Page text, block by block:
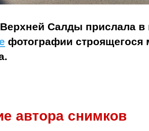
Салды прислала в
фотографии строящегося
автора снимков